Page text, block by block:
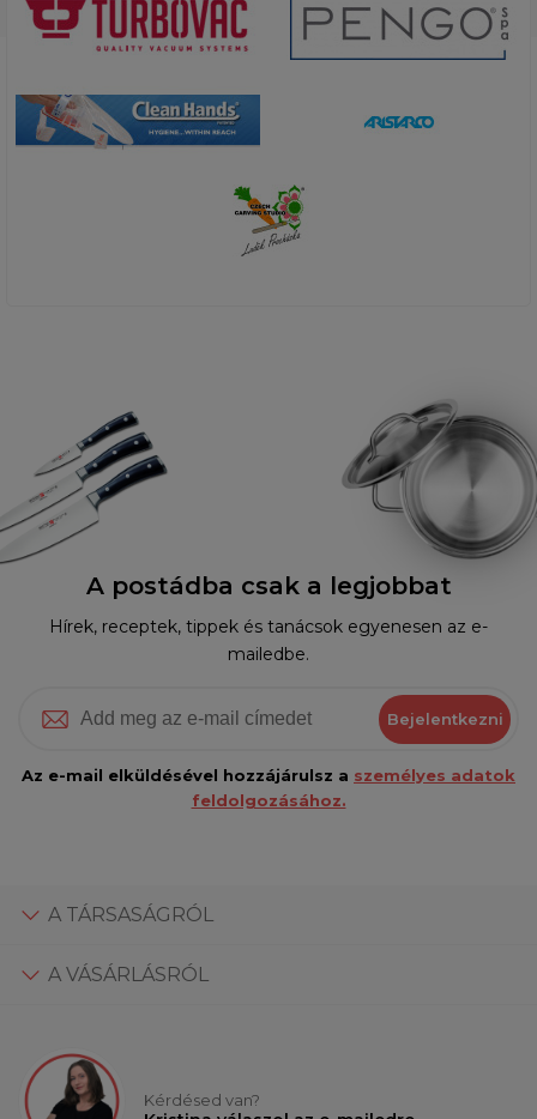
A postádba csak a legjobbat
Hírek, receptek, tippek és tanácsok egyenesen az e-
mailedbe.
Bejelentkezni
Az e-mail elküldésével hozzájárulsz a személyes adatok
feldolgozásához.
A TÁRSASÁGRÓL
A VÁSÁRLÁSRÓL
Kérdésed van?